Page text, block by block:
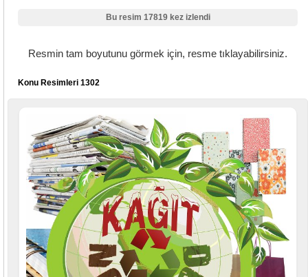
Bu resim 17819 kez izlendi
Resmin tam boyutunu görmek için, resme tıklayabilirsiniz.
Konu Resimleri 1302